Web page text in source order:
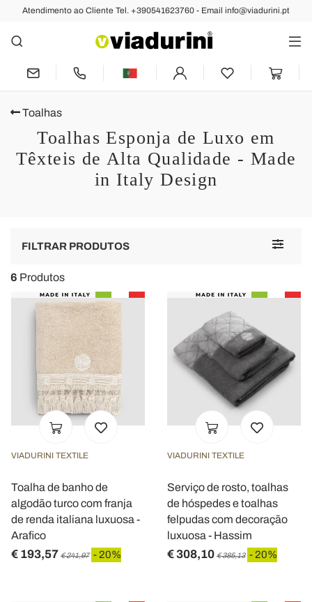
Atendimento ao Cliente Tel. +390541623760 - Email info@viadurini.pt
Toalhas
Toalhas Esponja de Luxo em
Têxteis de Alta Qualidade - Made
in Italy Design
Toggle
FILTRAR PRODUTOS
6 Produtos
VIADURINI TEXTILE
Toalha de banho de
algodão turco com franja
de renda italiana luxuosa -
Arafico
€ 193,57 € 241,97 - 20%
VIADURINI TEXTILE
Serviço de rosto, toalhas
de hóspedes e toalhas
felpudas com decoração
luxuosa - Hassim
€ 308,10 € 385,13 - 20%